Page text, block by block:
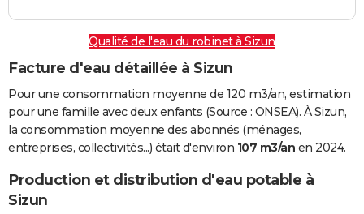
Qualité de l'eau du robinet à Sizun
Facture d'eau détaillée à Sizun
Pour une consommation moyenne de 120 m3/an, estimation
pour une famille avec deux enfants (Source : ONSEA). À Sizun,
la consommation moyenne des abonnés (ménages,
entreprises, collectivités...) était d'environ 107 m3/an en 2024.
Production et distribution d'eau potable à
Sizun